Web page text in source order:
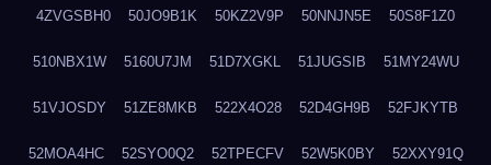
4ZVGSBH0 50JO9B1K 50KZ2V9P 50NNJN5E 50S8F1Z0
510NBX1W 5160U7JM 51D7XGKL 51JUGSIB 51MY24WU
51VJOSDY 51ZE8MKB 522X4O28 52D4GH9B 52FJKYTB
52MOA4HC 52SYO0Q2 52TPECFV 52W5K0BY 52XXY91Q